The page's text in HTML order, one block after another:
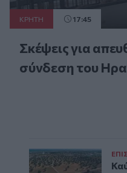
ΚΡΗΤΗ 17:45
Σκέψεις για
σύνδεση του